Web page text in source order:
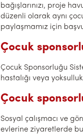
bağışlarınızı, proje
düzenli olarak aynı
paylaşmamız için
Çocuk
Çocuk Sponsorluğu
hastalığı veya
Çocuk
Sosyal çalışmacı ve
evlerine ziyaretlerde